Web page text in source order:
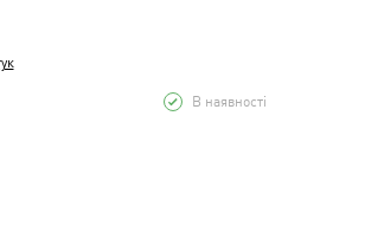
В наявності